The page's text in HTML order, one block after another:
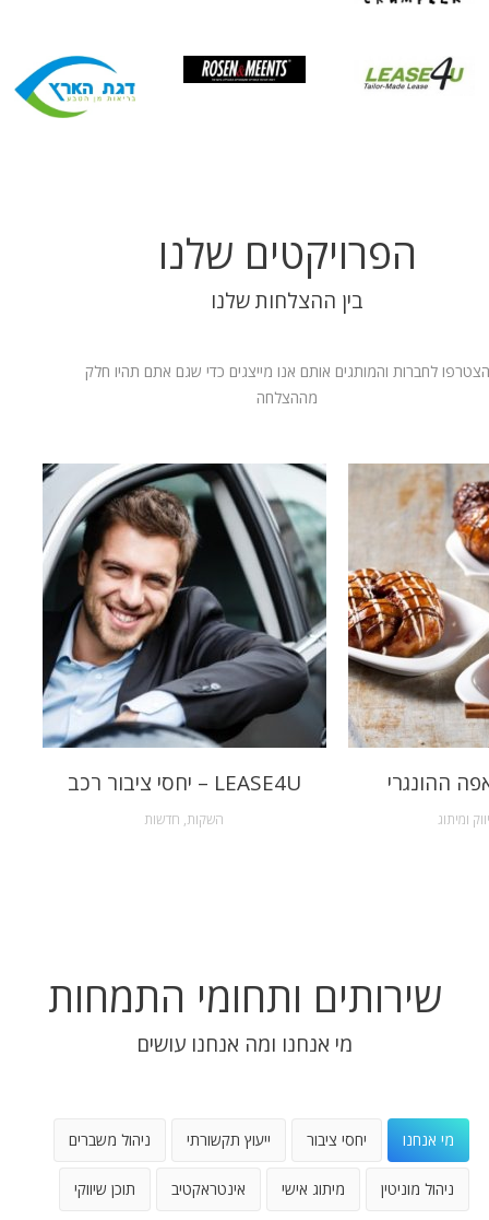
הפרויקטים שלנו
בין ההצלחות שלנו
הצטרפו לחברות והמותגים אותם אנו מייצגים כדי שגם אתם תהיו חלק
מההצלחה
LEASE4U – יחסי ציבור רכב
השקות, חדשות
ההונגרי
ומיתוג
שירותים ותחומי התמחות
מי אנחנו ומה אנחנו עושים
מי אנחנו יחסי ציבור ייעוץ תקשורתי ניהול משברים
ניהול מוניטין מיתוג אישי אינטראקטיב תוכן שיווקי